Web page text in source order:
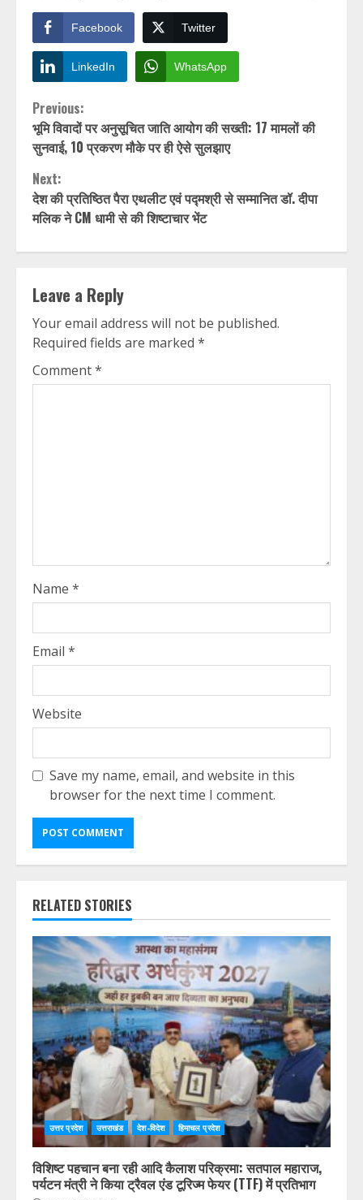
Facebook Twitter
LinkedIn WhatsApp
Continue
Reading
Previous:
भूमि विवादों पर अनुसूचित जाति आयोग की सख्ती: 17 मामलों की
सुनवाई, 10 प्रकरण मौके पर ही ऐसे सुलझाए
Next:
देश की प्रतिष्ठित पैरा एथलीट एवं पद्मश्री से सम्मानित डॉ. दीपा
मलिक ने CM धामी से की शिष्टाचार भेंट
Leave a Reply
Your email address will not be published.
Required fields are marked *
Comment*
Name *
Email *
Website
Save my name, email, and website in this
browser for the next time I comment.
RELATED STORIES
उत्तर प्रदेश उत्तराखंड देश-विदेश हिमाचल प्रदेश
विशिष्ट पहचान बना रही आदि कैलाश परिक्रमा: सतपाल महाराज,
पर्यटन मंत्री ने किया ट्रैवल एंड टूरिज्म फेयर (TTF) में प्रतिभाग